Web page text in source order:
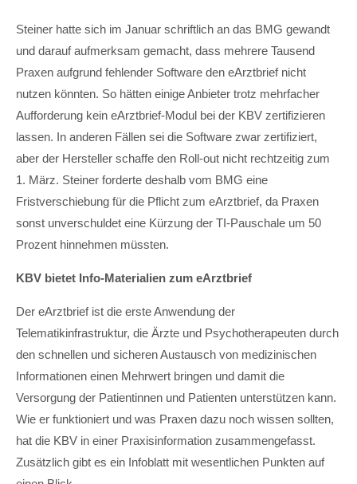
Steiner hatte sich im Januar schriftlich an das BMG gewandt
und darauf aufmerksam gemacht, dass mehrere Tausend
Praxen aufgrund fehlender Software den eArztbrief nicht
nutzen könnten. So hätten einige Anbieter trotz mehrfacher
Aufforderung kein eArztbrief-Modul bei der KBV zertifizieren
lassen. In anderen Fällen sei die Software zwar zertifiziert,
aber der Hersteller schaffe den Roll-out nicht rechtzeitig zum
1. März. Steiner forderte deshalb vom BMG eine
Fristverschiebung für die Pflicht zum eArztbrief, da Praxen
sonst unverschuldet eine Kürzung der TI-Pauschale um 50
Prozent hinnehmen müssten.
KBV bietet Info-Materialien zum eArztbrief
Der eArztbrief ist die erste Anwendung der
Telematikinfrastruktur, die Ärzte und Psychotherapeuten durch
den schnellen und sicheren Austausch von medizinischen
Informationen einen Mehrwert bringen und damit die
Versorgung der Patientinnen und Patienten unterstützen kann.
Wie er funktioniert und was Praxen dazu noch wissen sollten,
hat die KBV in einer Praxisinformation zusammengefasst.
Zusätzlich gibt es ein Infoblatt mit wesentlichen Punkten auf